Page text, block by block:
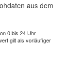
aus dem
0 bis 24 Uhr
gilt als vorläufiger